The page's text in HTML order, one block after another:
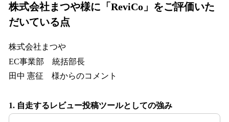
株式会社まつや様に「ReviCo」をご評価いた
だいている点
株式会社まつや
EC事業部 統括部長
田中 憲征 様からのコメント
1. 自走するレビュー投稿ツールとしての強み